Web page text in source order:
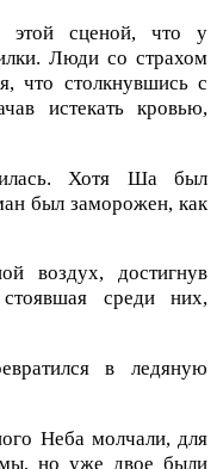
этой сценой, что у
Люди со страхом
что столкнувшись с
истекать кровью,
Хотя Ша был
был заморожен, как
воздух, достигнув
среди них,
в ледяную
Неба молчали, для
но уже двое были